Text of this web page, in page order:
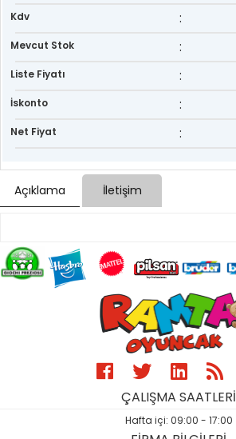
Kdv :
Mevcut Stok :
Liste Fiyatı :
İskonto :
Net Fiyat :
Açıklama İletişim
ÇALIŞMA SAATLERİ
Hafta içi: 09:00 - 17:00